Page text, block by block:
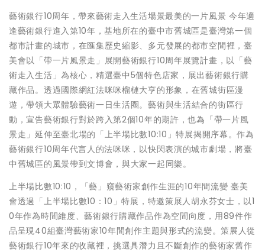
藝術銀行10周年，帶來藝術走入生活場景最美的一片風景 今年適
逢藝術銀行進入第10年，基地所在的臺中市舊城區是臺灣第一個
都市計畫的城市，在匯集歷史縮影、多元發展的都市空間裡，臺
美會以「帶一片風景走」展開藝術銀行10周年展覽計畫，以「藝
術走入生活」為核心，精選臺中5個特色店家，展出藝術銀行購
藏作品。透過國際網紅法咪咪榴槤大亨的形象，在舊城街區漫
遊，帶領大眾體驗藝術一日生活圈。藝術與生活結合的街區行
動，宣告藝術銀行對於跨入第2個10年的期許，也為「帶一片風
景走」延伸至臺北場的「上半場比數10:10」特展揭開序幕。作為
藝術銀行10周年代言人的法咪咪，以快閃表演的城市劇場，將臺
中舊城區的風景帶到文博會，與大家一起同樂。
上半場比數10:10，「藝」窺藝術家創作生涯的10年間流變 臺美
會透過「上半場比數10：10」特展，特邀策展人胡永芬女士，以1
0年作為時間維度、藝術銀行購藏作品作為空間向度，用89件作
品呈現40組臺灣藝術家10年間創作主題與形式的流變。策展人從
藝術銀行10年來的收藏裡，挑選具潛力且不斷創作的藝術家舊作